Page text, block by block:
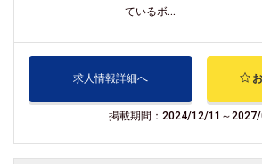
ているボ...
求人情報詳細へ
掲載期間：2024/12/11～